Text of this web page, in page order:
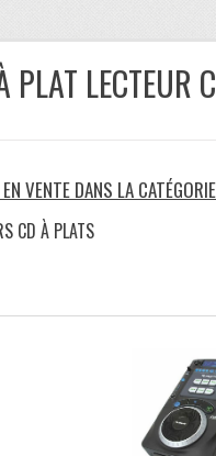
PLAT
VENTE DANS LA
CD À PLATS